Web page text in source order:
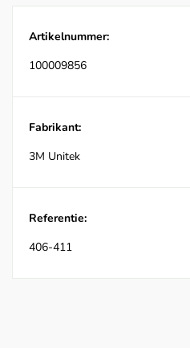
Artikelnummer:
100009856
Fabrikant:
3M Unitek
Referentie:
406-411